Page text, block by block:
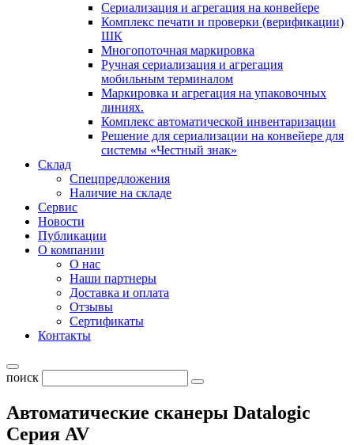
Сериализация и агрегация на конвейере
Комплекс печати и проверки (верификации)
ШК
Многопоточная маркировка
Ручная сериализация и агрегация
мобильным терминалом
Маркировка и агрегация на упаковочных
линиях.
Комплекс автоматической инвентаризации
Решение для сериализации на конвейере для
системы «Честный знак»
Склад
Спецпредложения
Наличие на складе
Сервис
Новости
Публикации
О компании
О нас
Наши партнеры
Доставка и оплата
Отзывы
Сертификаты
Контакты
поиск
Автоматические сканеры Datalogic
Серия AV